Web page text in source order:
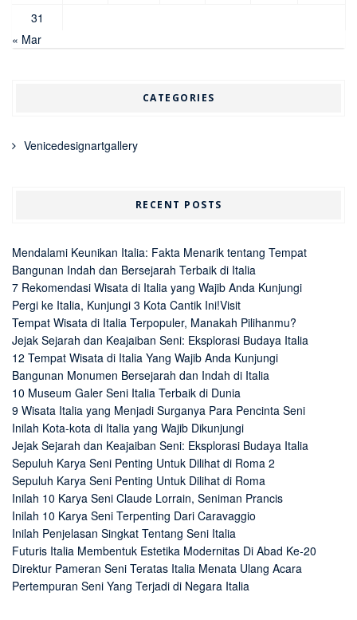
31
« Mar
CATEGORIES
Venicedesignartgallery
RECENT POSTS
Mendalami Keunikan Italia: Fakta Menarik tentang Tempat
Bangunan Indah dan Bersejarah Terbaik di Italia
7 Rekomendasi Wisata di Italia yang Wajib Anda Kunjungi
Pergi ke Italia, Kunjungi 3 Kota Cantik Ini!Visit
Tempat Wisata di Italia Terpopuler, Manakah Pilihanmu?
Jejak Sejarah dan Keajaiban Seni: Eksplorasi Budaya Italia
12 Tempat Wisata di Italia Yang Wajib Anda Kunjungi
Bangunan Monumen Bersejarah dan Indah di Italia
10 Museum Galer Seni Italia Terbaik di Dunia
9 Wisata Italia yang Menjadi Surganya Para Pencinta Seni
Inilah Kota-kota di Italia yang Wajib Dikunjungi
Jejak Sejarah dan Keajaiban Seni: Eksplorasi Budaya Italia
Sepuluh Karya Seni Penting Untuk Dilihat di Roma 2
Sepuluh Karya Seni Penting Untuk Dilihat di Roma
Inilah 10 Karya Seni Claude Lorrain, Seniman Prancis
Inilah 10 Karya Seni Terpenting Dari Caravaggio
Inilah Penjelasan Singkat Tentang Seni Italia
Futuris Italia Membentuk Estetika Modernitas Di Abad Ke-20
Direktur Pameran Seni Teratas Italia Menata Ulang Acara
Pertempuran Seni Yang Terjadi di Negara Italia